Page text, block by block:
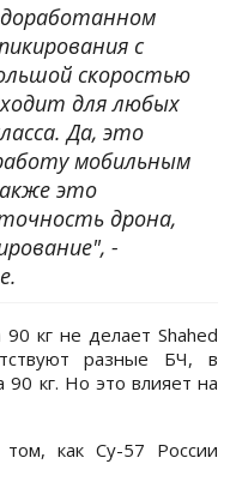
с
скоростью
для любых
Да, это
мобильным
это
дрона,
-
кг не делает Shahed
разные БЧ, в
90 кг. Но это влияет на
как Су-57 России